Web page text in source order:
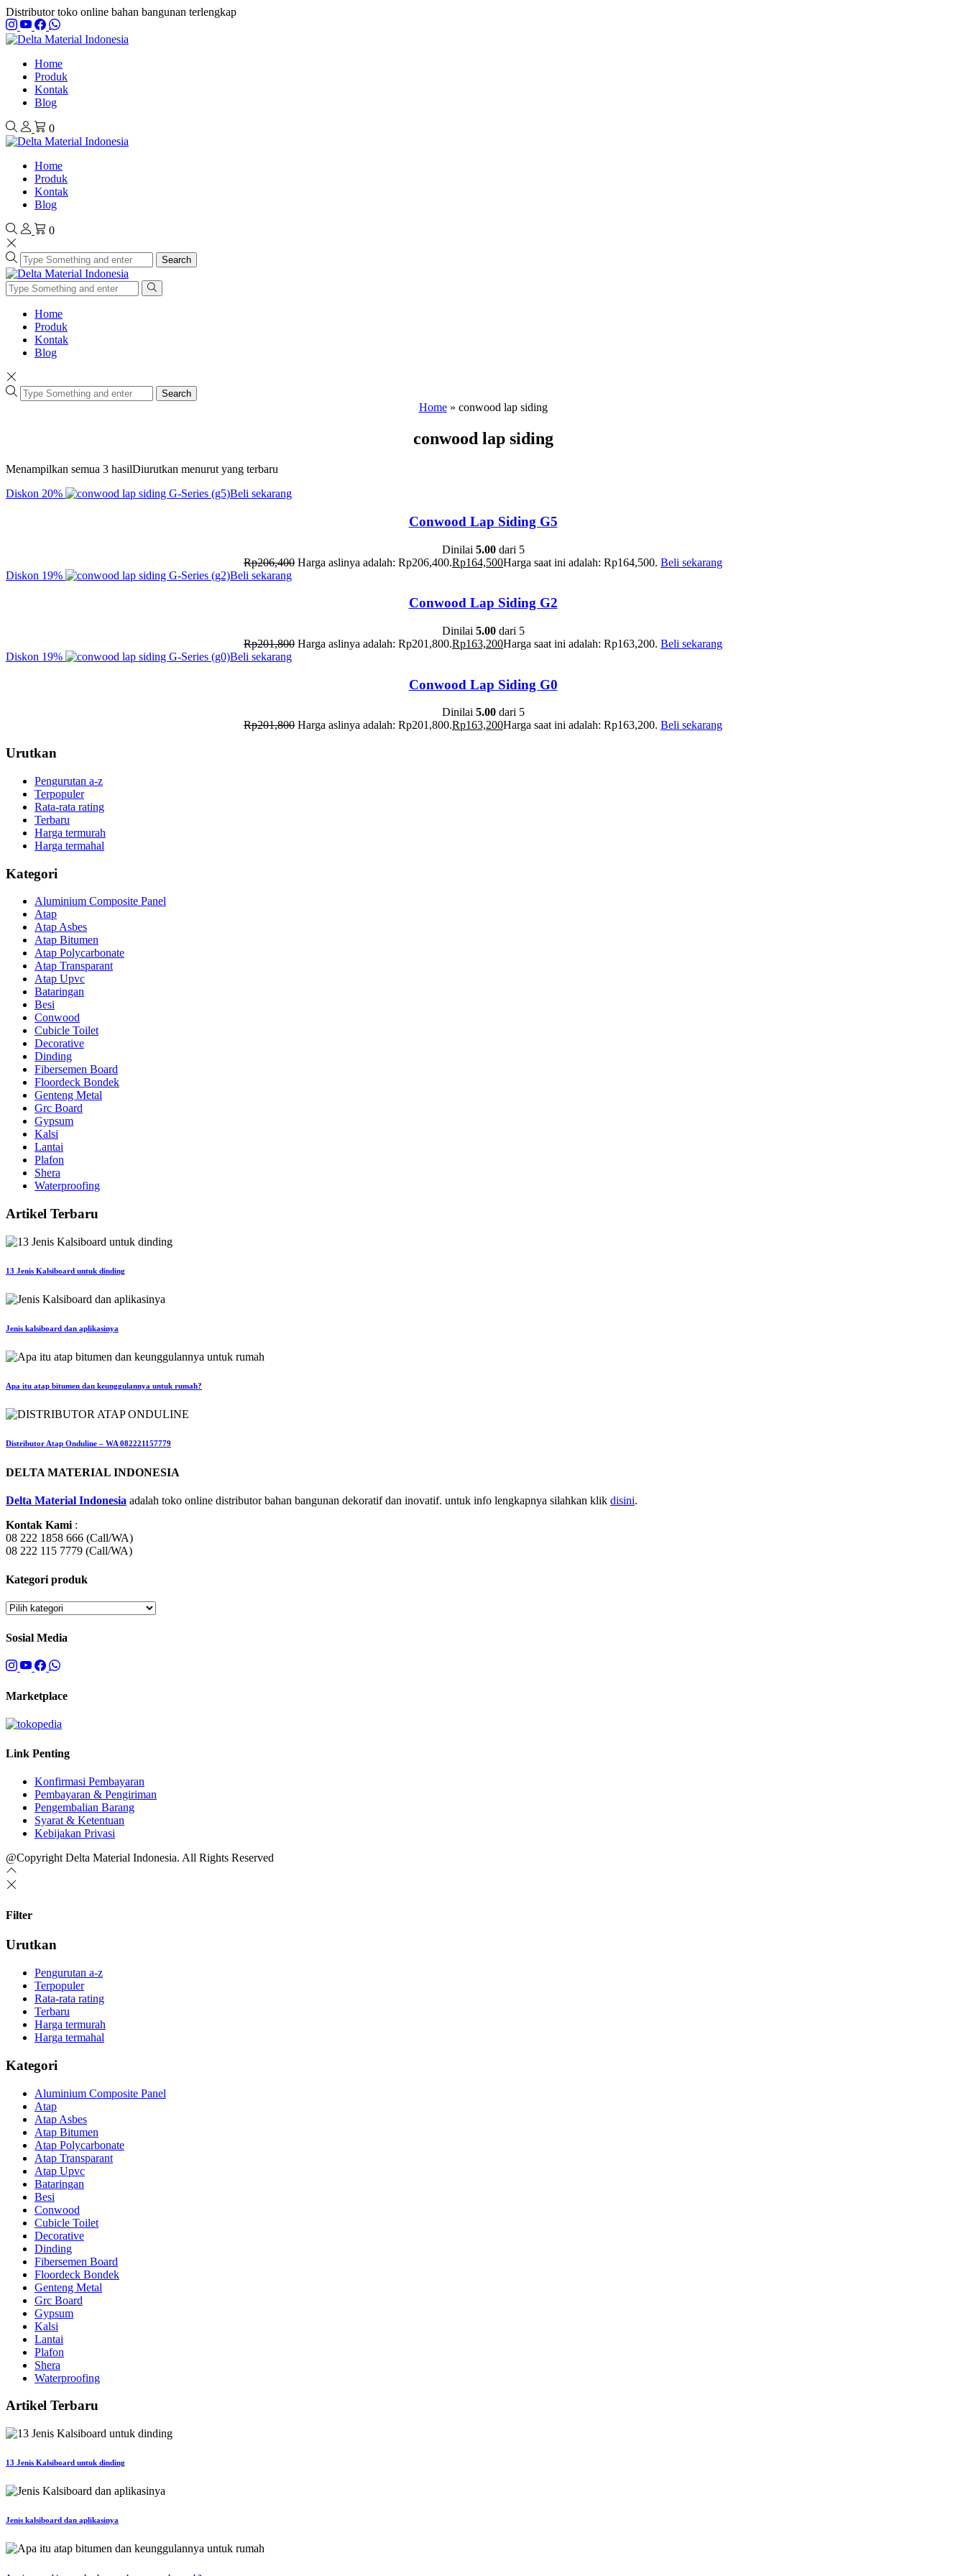
Distributor toko online bahan bangunan terlengkap
Home
Produk
Kontak
Blog
0
Home
Produk
Kontak
Blog
0
Search
Home
Produk
Kontak
Blog
Search
Home» conwood lap siding
conwood lap siding
Menampilkan semua 3 hasilDiurutkan menurut yang terbaru
Diskon 20% Beli sekarang
Conwood Lap Siding G5
Dinilai 5.00dari 5
Rp206,400 Harga aslinya adalah: Rp206,400.Rp164,500Harga saat ini adalah: Rp164,500. Beli sekarang
Diskon 19% Beli sekarang
Conwood Lap Siding G2
Dinilai 5.00dari 5
Rp201,800 Harga aslinya adalah: Rp201,800.Rp163,200Harga saat ini adalah: Rp163,200. Beli sekarang
Diskon 19% Beli sekarang
Conwood Lap Siding G0
Dinilai 5.00dari 5
Rp201,800 Harga aslinya adalah: Rp201,800.Rp163,200Harga saat ini adalah: Rp163,200. Beli sekarang
Urutkan
Pengurutan a-z
Terpopuler
Rata-rata rating
Terbaru
Harga termurah
Harga termahal
Kategori
Aluminium Composite Panel
Atap
Atap Asbes
Atap Bitumen
Atap Polycarbonate
Atap Transparant
Atap Upvc
Bataringan
Besi
Conwood
Cubicle Toilet
Decorative
Dinding
Fibersemen Board
Floordeck Bondek
Genteng Metal
Grc Board
Gypsum
Kalsi
Lantai
Plafon
Shera
Waterproofing
Artikel Terbaru
13 Jenis Kalsiboard untuk dinding
Jenis kalsiboard dan aplikasinya
Apa itu atap bitumen dan keunggulannya untuk rumah?
Distributor Atap Onduline – WA 082221157779
DELTA MATERIAL INDONESIA
Delta Material Indonesia adalah toko online distributor bahan bangunan dekoratif dan inovatif. untuk info lengkapnya silahkan klik disini.
Kontak Kami :
08 222 1858 666 (Call/WA)
08 222 115 7779 (Call/WA)
Kategori produk
Sosial Media
Marketplace
Link Penting
Konfirmasi Pembayaran
Pembayaran & Pengiriman
Pengembalian Barang
Syarat & Ketentuan
Kebijakan Privasi
@Copyright Delta Material Indonesia. All Rights Reserved
Filter
Urutkan
Pengurutan a-z
Terpopuler
Rata-rata rating
Terbaru
Harga termurah
Harga termahal
Kategori
Aluminium Composite Panel
Atap
Atap Asbes
Atap Bitumen
Atap Polycarbonate
Atap Transparant
Atap Upvc
Bataringan
Besi
Conwood
Cubicle Toilet
Decorative
Dinding
Fibersemen Board
Floordeck Bondek
Genteng Metal
Grc Board
Gypsum
Kalsi
Lantai
Plafon
Shera
Waterproofing
Artikel Terbaru
13 Jenis Kalsiboard untuk dinding
Jenis kalsiboard dan aplikasinya